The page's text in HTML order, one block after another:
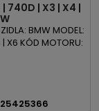
740D | X3 | X4 |
BMW MODEL:
KÓD MOTORU:
| 230kW ROK